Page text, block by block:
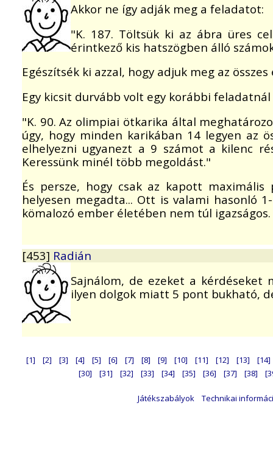
Akkor ne így adják meg a feladatot:
"K. 187. Töltsük ki az ábra üres
érintkező kis hatszögben álló
Egészítsék ki azzal, hogy adjuk meg az
Egy kicsit durvább volt egy korábbi feladatnál
"K. 90. Az olimpiai ötkarika által
úgy, hogy minden karikában 14 legyen az
elhelyezni ugyanezt a 9 számot a kilenc
Keressünk minél több megoldást."
És persze, hogy csak az kapott
helyesen megadta... Ott is valami hasonló
kömalozó ember életében nem túl igazságos.
[453] Radián
Sajnálom, de ezeket a kérdéseket
ilyen dolgok miatt 5 pont bukható,
[1] [2] [3] [4] [5] [6] [7] [8] [9] [10] [11] [12] [13]
[14]
[30]
[31] [32] [33] [34] [35] [36] [37] [38]
Játékszabályok Technikai